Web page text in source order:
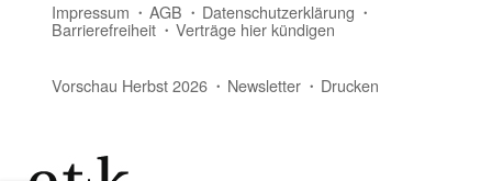
Impressum AGB Datenschutzerklärung
Barrierefreiheit Verträge hier kündigen
Vorschau Herbst 2026 Newsletter Drucken